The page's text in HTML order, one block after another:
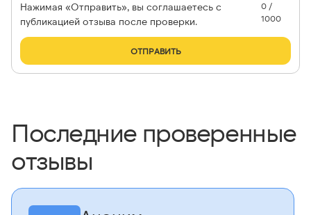
Нажимая «Отправить», вы соглашаетесь с
публикацией отзыва после проверки.
0 /
1000
ОТПРАВИТЬ
Последние проверенные
отзывы